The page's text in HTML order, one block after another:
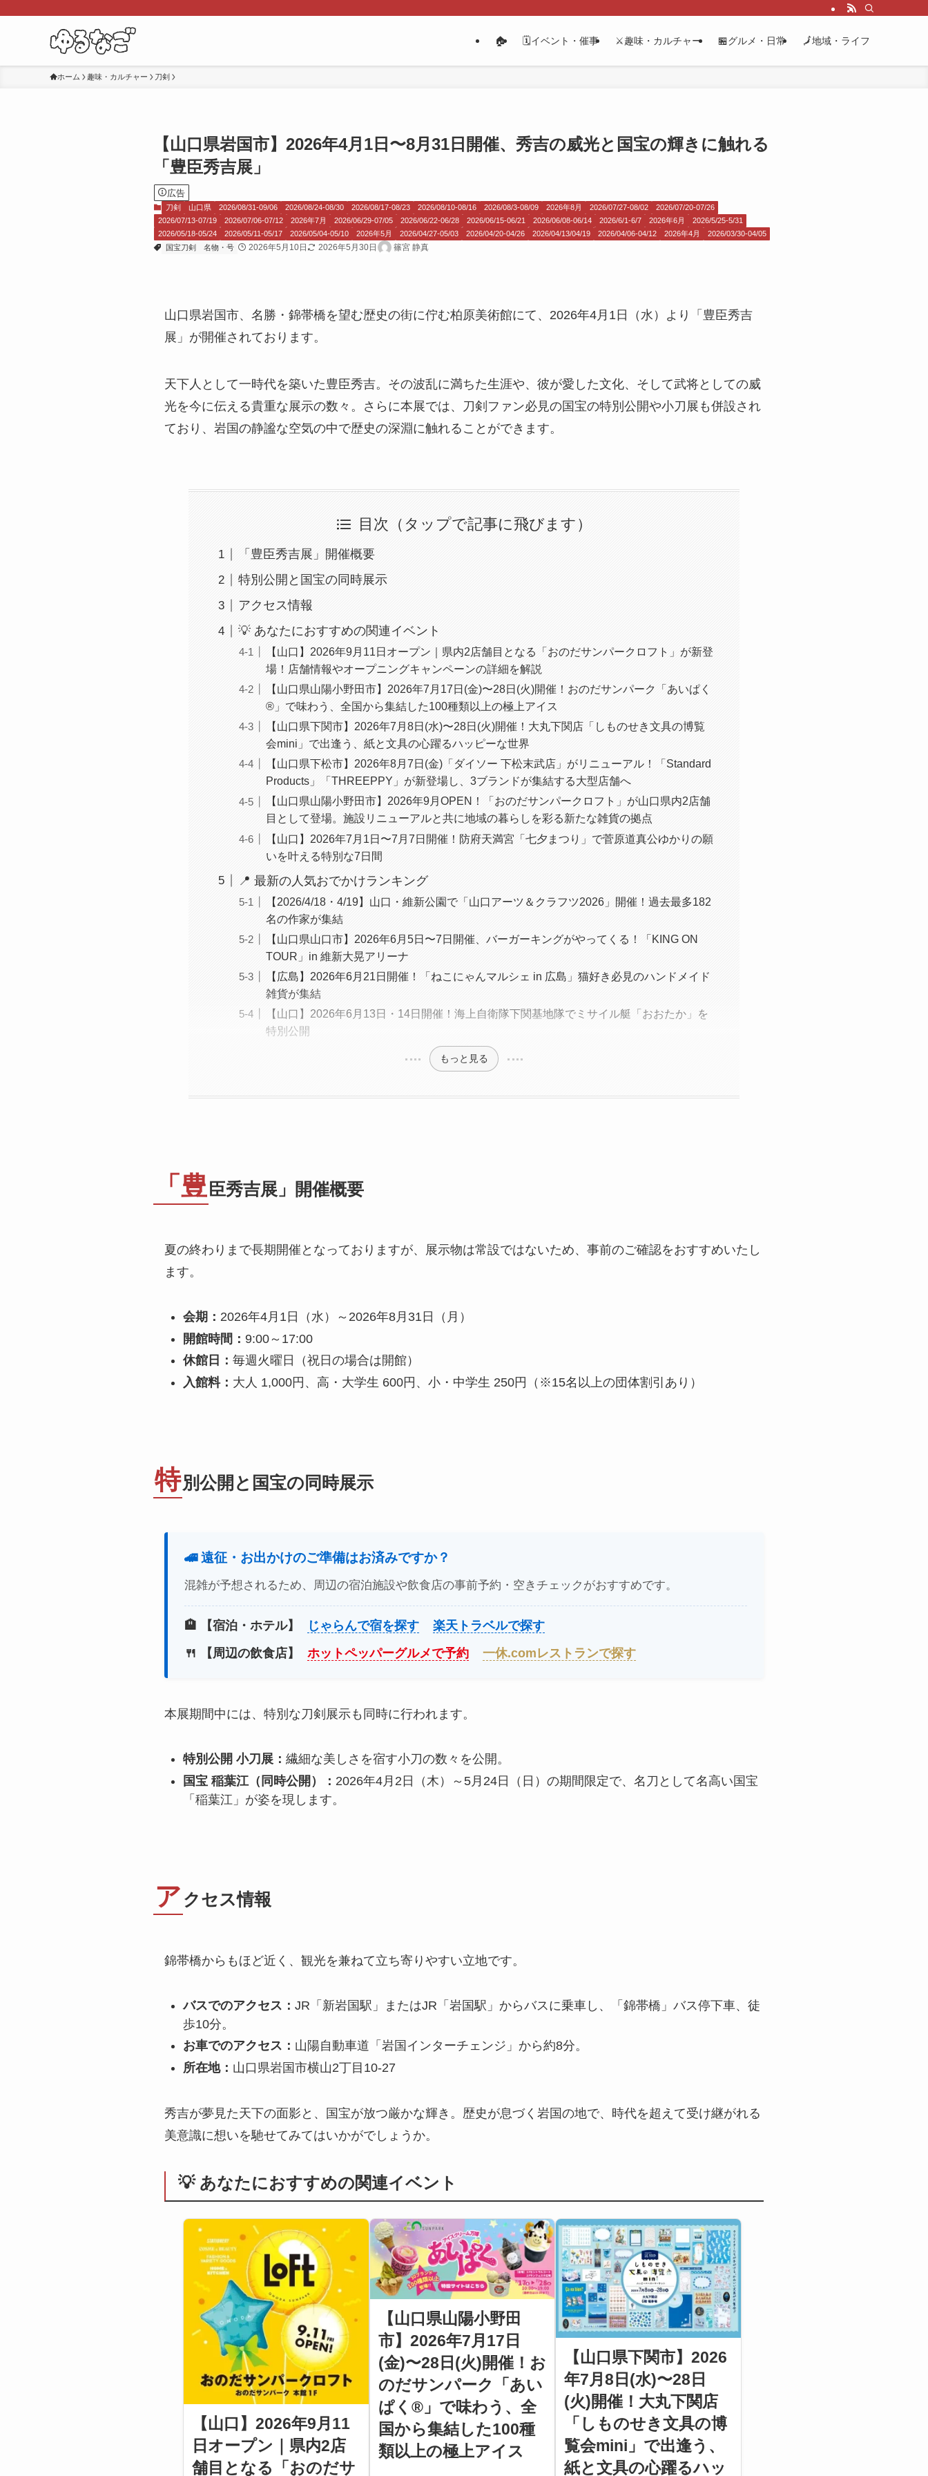
🏠 🗓️イベント・催事 ⚔️趣味・カルチャー 🏪グルメ・日常 🗾地域・ライフ
ホーム 趣味・カルチャー 刀剣
【山口県岩国市】2026年4月1日〜8月31日開催、秀吉の威光と国宝の輝きに触れる
「豊臣秀吉展」
広告
刀剣 山口県 2026/08/31-09/06 2026/08/24-08/30 2026/08/17-08/23 2026/08/10-08/16 2026/08/3-08/09 2026年8月 2026/07/27-08/02
2026/07/20-07/26
2026/07/13-07/19
2026/07/06-07/12 2026年7月 2026/06/29-07/05 2026/06/22-06/28 2026/06/15-06/21 2026/06/08-06/14 2026/6/1-6/7 2026年6月
2026/5/25-5/31
2026/05/18-05/24
2026/05/11-05/17 2026/05/04-05/10 2026年5月 2026/04/27-05/03 2026/04/20-04/26 2026/04/13/04/19 2026/04/06-04/12 2026年4月
2026/03/30-04/05
国宝刀剣
名物・号 2026年5月10日 2026年5月30日 篠宮 静真
山口県岩国市、名勝・錦帯橋を望む歴史の街に佇む柏原美術館にて、2026年4月1日（水）より「豊臣秀吉
展」が開催されております。
天下人として一時代を築いた豊臣秀吉。その波乱に満ちた生涯や、彼が愛した文化、そして武将としての威
光を今に伝える貴重な展示の数々。さらに本展では、刀剣ファン必見の国宝の特別公開や小刀展も併設され
ており、岩国の静謐な空気の中で歴史の深淵に触れることができます。
目次（タップで記事に飛びます）
「豊臣秀吉展」開催概要
特別公開と国宝の同時展示
アクセス情報
💡 あなたにおすすめの関連イベント
【山口】2026年9月11日オープン｜県内2店舗目となる「おのだサンパークロフト」が新登
場！店舗情報やオープニングキャンペーンの詳細を解説
【山口県山陽小野田市】2026年7月17日(金)〜28日(火)開催！おのだサンパーク「あいぱく
®」で味わう、全国から集結した100種類以上の極上アイス
【山口県下関市】2026年7月8日(水)〜28日(火)開催！大丸下関店「しものせき文具の博覧
会mini」で出逢う、紙と文具の心躍るハッピーな世界
【山口県下松市】2026年8月7日(金)「ダイソー 下松末武店」がリニューアル！「Standard
Products」「THREEPPY」が新登場し、3ブランドが集結する大型店舗へ
【山口県山陽小野田市】2026年9月OPEN！「おのだサンパークロフト」が山口県内2店舗
目として登場。施設リニューアルと共に地域の暮らしを彩る新たな雑貨の拠点
【山口】2026年7月1日〜7月7日開催！防府天満宮「七夕まつり」で菅原道真公ゆかりの願
いを叶える特別な7日間
📍 最新の人気おでかけランキング
【2026/4/18・4/19】山口・維新公園で「山口アーツ＆クラフツ2026」開催！過去最多182
名の作家が集結
【山口県山口市】2026年6月5日〜7日開催、バーガーキングがやってくる！「KING ON
TOUR」in 維新大晃アリーナ
【広島】2026年6月21日開催！「ねこにゃんマルシェ in 広島」猫好き必見のハンドメイド
雑貨が集結
【山口】2026年6月13日・14日開催！海上自衛隊下関基地隊でミサイル艇「おおたか」を
特別公開
もっと見る
「豊 臣秀吉展」開催概要
夏の終わりまで長期開催となっておりますが、展示物は常設ではないため、事前のご確認をおすすめいたし
ます。
会期： 2026年4月1日（水）～2026年8月31日（月）
開館時間： 9:00～17:00
休館日： 毎週火曜日（祝日の場合は開館）
入館料： 大人 1,000円、高・大学生 600円、小・中学生 250円（※15名以上の団体割引あり）
特別公開と国宝の同時展示
🚄 遠征・お出かけのご準備はお済みですか？
混雑が予想されるため、周辺の宿泊施設や飲食店の事前予約・空きチェックがおすすめです。
🏨 【宿泊・ホテル】 じゃらんで宿を探す
楽天トラベルで探す
🍴 【周辺の飲食店】
ホットペッパーグルメで予約 一休.comレストランで探す
本展期間中には、特別な刀剣展示も同時に行われます。
特別公開 小刀展： 繊細な美しさを宿す小刀の数々を公開。
国宝 稲葉江（同時公開）： 2026年4月2日（木）～5月24日（日）の期間限定で、名刀として名高い国宝
「稲葉江」が姿を現します。
ア クセス情報
錦帯橋からもほど近く、観光を兼ねて立ち寄りやすい立地です。
バスでのアクセス： JR「新岩国駅」またはJR「岩国駅」からバスに乗車し、「錦帯橋」バス停下車、徒
歩10分。
お車でのアクセス： 山陽自動車道「岩国インターチェンジ」から約8分。
所在地： 山口県岩国市横山2丁目10-27
秀吉が夢見た天下の面影と、国宝が放つ厳かな輝き。歴史が息づく岩国の地で、時代を超えて受け継がれる
美意識に想いを馳せてみてはいかがでしょうか。
💡 あなたにおすすめの関連イベント
【山口】2026年9月11
日オープン｜県内2店
舗目となる「おのだサ
【山口県山陽小野田
市】2026年7月17日
(金)〜28日(火)開催！お
のだサンパーク「あい
ぱく®」で味わう、全
国から集結した100種
類以上の極上アイス
【山口県下関市】2026
年7月8日(水)〜28日
(火)開催！大丸下関店
「しものせき文具の博
覧会mini」で出逢う、
紙と文具の心躍るハッ